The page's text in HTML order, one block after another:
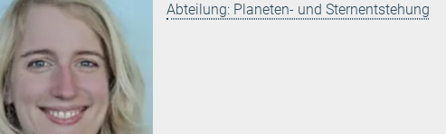
Abteilung: Planeten- und Sternentstehung